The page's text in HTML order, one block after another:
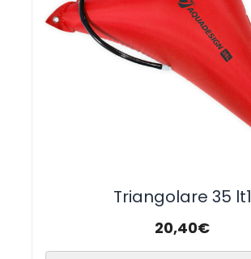
Triangolare 35 lt1
20,40€